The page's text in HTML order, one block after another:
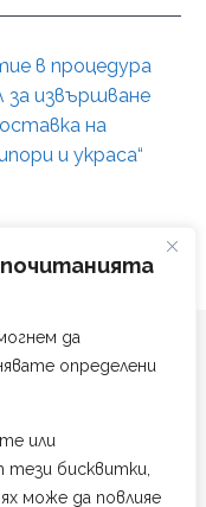
да
определени
или
тези бисквитки,
може да повлияе
в процедура
за извършване
на
и украса“
Web Studio